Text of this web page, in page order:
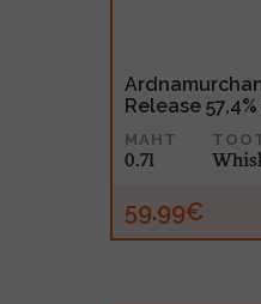
Release
MAHT
0.7l
59.99€